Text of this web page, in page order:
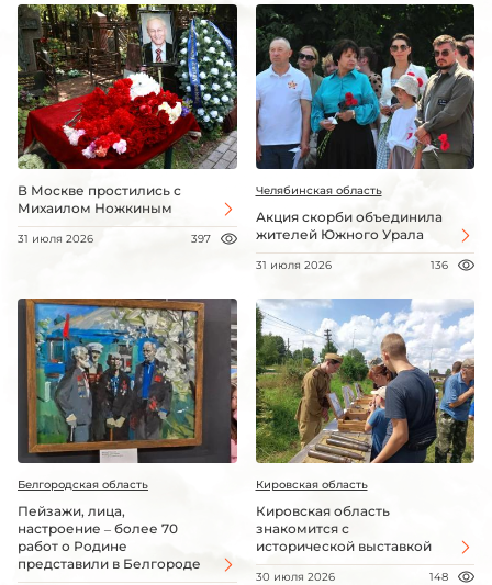
В Москве простились с
Михаилом Ножкиным
31 июля 2026 397
Челябинская область
Акция скорби объединила
жителей Южного Урала
31 июля 2026 136
Белгородская область
Пейзажи, лица,
настроение – более 70
работ о Родине
представили в Белгороде
Кировская область
Кировская область
знакомится с
исторической выставкой
30 июля 2026 148